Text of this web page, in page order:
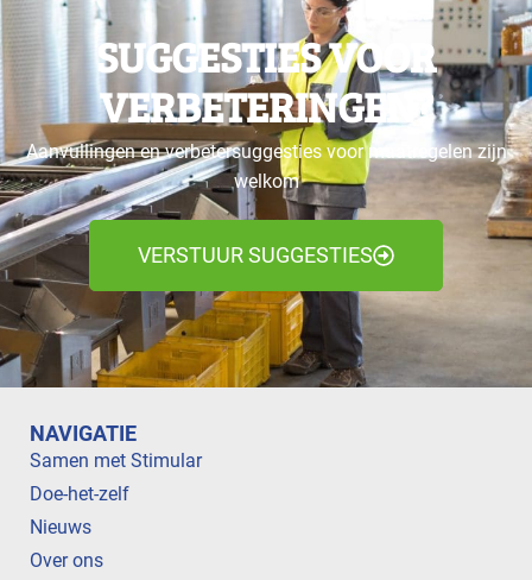
SUGGESTIES VOOR
VERBETERINGEN?
Aanvullingen en verbetersuggesties voor maatregelen zijn
welkom
VERSTUUR SUGGESTIES
NAVIGATIE
Samen met Stimular
Doe-het-zelf
Nieuws
Over ons